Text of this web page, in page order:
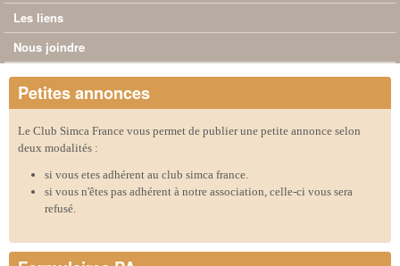
Les liens
Nous joindre
Petites annonces
Le Club Simca France vous permet de publier une petite annonce selon
deux modalités :
si vous etes adhérent au club simca france.
si vous n'êtes pas adhérent à notre association, celle-ci vous sera
refusé.